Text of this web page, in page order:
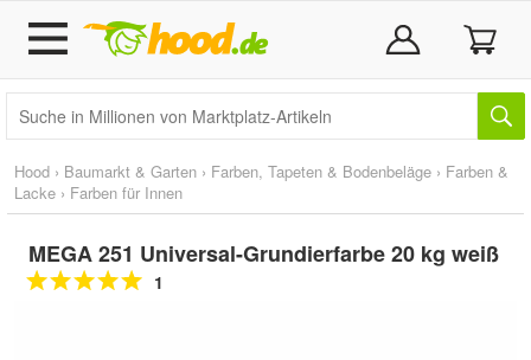
Hood › Baumarkt & Garten › Farben, Tapeten & Bodenbeläge › Farben &
Lacke › Farben für Innen
MEGA 251 Universal-Grundierfarbe 20 kg weiß
1